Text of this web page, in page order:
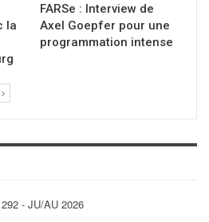
la
FARSe : Interview de
Axel Goepfer pour une
programmation intense
- JU/AU 2026